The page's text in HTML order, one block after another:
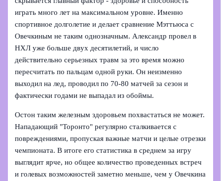
играть много лет на максимальном уровне. Именно
спортивное долголетие и делает сравнение Мэттьюса с
Овечкиным не таким однозначным. Александр провел в
НХЛ уже больше двух десятилетий, и число
действительно серьезных травм за это время можно
пересчитать по пальцам одной руки. Он неизменно
выходил на лед, проводил по 70-80 матчей за сезон и
фактически годами не выпадал из обоймы.
Остон таким железным здоровьем похвастаться не может.
Нападающий "Торонто" регулярно сталкивается с
повреждениями, пропуская важные матчи и целые отрезки
чемпионата. В итоге его статистика в среднем за игру
выглядит ярче, но общее количество проведенных встреч
и голевых возможностей заметно меньше, чем у Овечкина